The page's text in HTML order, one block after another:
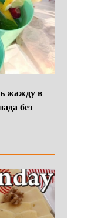
жажду в
без